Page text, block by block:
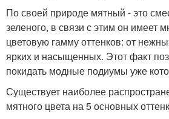
По своей природе мятный - это
зеленого, в связи с этим он имеет
цветовую гамму оттенков: от
ярких и насыщенных. Этот факт
покидать модные подиумы уже
Существует наиболее
мятного цвета на 5 основных